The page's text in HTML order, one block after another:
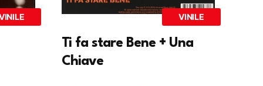
VINILE
Ti fa stare Bene + Una
Chiave